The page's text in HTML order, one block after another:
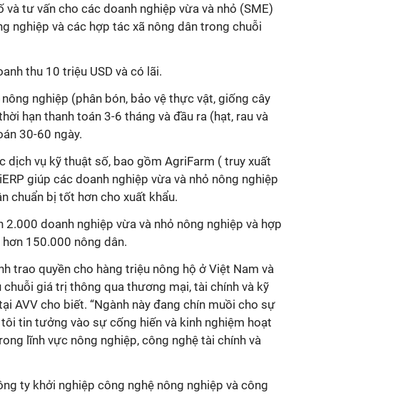
tư vấn cho các doanh nghiệp vừa và nhỏ (SME)
nghiệp và các hợp tác xã nông dân trong chuỗi
thu 10 triệu USD và có lãi.
nghiệp (phân bón, bảo vệ thực vật, giống cây
hạn thanh toán 3-6 tháng và đầu ra (hạt, rau và
30-60 ngày.
dịch vụ kỹ thuật số, bao gồm AgriFarm ( truy xuất
giúp các doanh nghiệp vừa và nhỏ nông nghiệp
chuẩn bị tốt hơn cho xuất khẩu.
doanh nghiệp vừa và nhỏ nông nghiệp và hợp
150.000 nông dân.
trao quyền cho hàng triệu nông hộ ở Việt Nam và
chuỗi giá trị thông qua thương mại, tài chính và kỹ
AVV cho biết. “Ngành này đang chín muồi cho sự
tin tưởng vào sự cống hiến và kinh nghiệm hoạt
lĩnh vực nông nghiệp, công nghệ tài chính và
ty khởi nghiệp công nghệ nông nghiệp và công